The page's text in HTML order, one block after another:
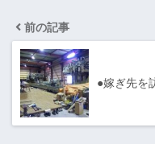
前の記事
●嫁ぎ先を